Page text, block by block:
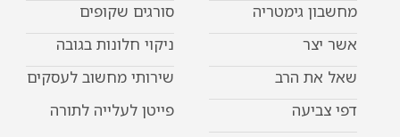
גימטריה
סורגים שקופים
ניקוי חלונות בגובה
שירותי מחשוב לעסקים
פייטן לעלייה לתורה